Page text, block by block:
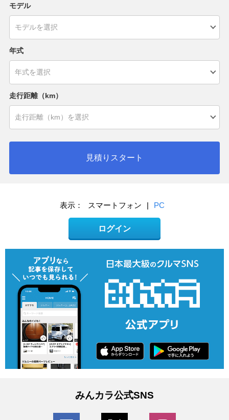
モデル
年式
走行距離（km）
見積りスタート
表示： スマートフォン | PC
ログイン
みんカラ公式SNS